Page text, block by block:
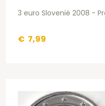
3 euro Slovenië 2008 -
€ 7,99